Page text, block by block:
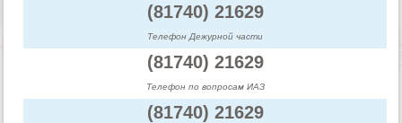
(81740) 21629
Телефон Дежурной части
(81740) 21629
Телефон по вопросам ИАЗ
(81740) 21629